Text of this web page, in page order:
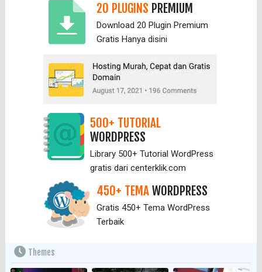
20 PLUGINS PREMIUM
Download 20 Plugin Premium
Gratis Hanya disini
500+ TUTORIAL
WORDPRESS
Library 500+ Tutorial WordPress
gratis dari centerklik.com
450+ TEMAWORDPRESS
Gratis 450+ Tema WordPress
Terbaik
Themes